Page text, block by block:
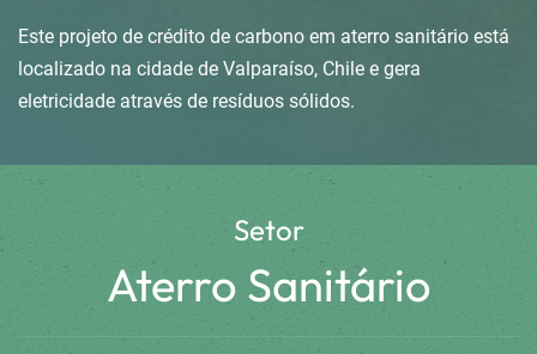
Este projeto de crédito de carbono em aterro sanitário está
localizado na cidade de Valparaíso, Chile e gera
eletricidade através de resíduos sólidos.
Setor
Aterro Sanitário